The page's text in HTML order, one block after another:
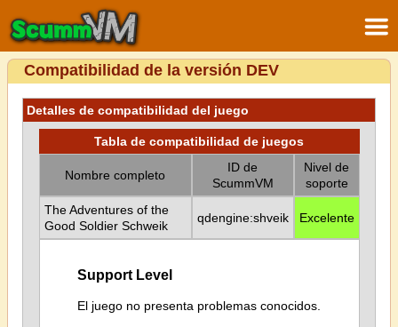
Compatibilidad de la versión DEV
Detalles de compatibilidad del juego
Tabla de compatibilidad de juegos
Nombre completo
ID de
ScummVM
Nivel de
soporte
The Adventures of the
Good Soldier Schweik
qdengine:shveik Excelente
Support Level
El juego no presenta problemas conocidos.